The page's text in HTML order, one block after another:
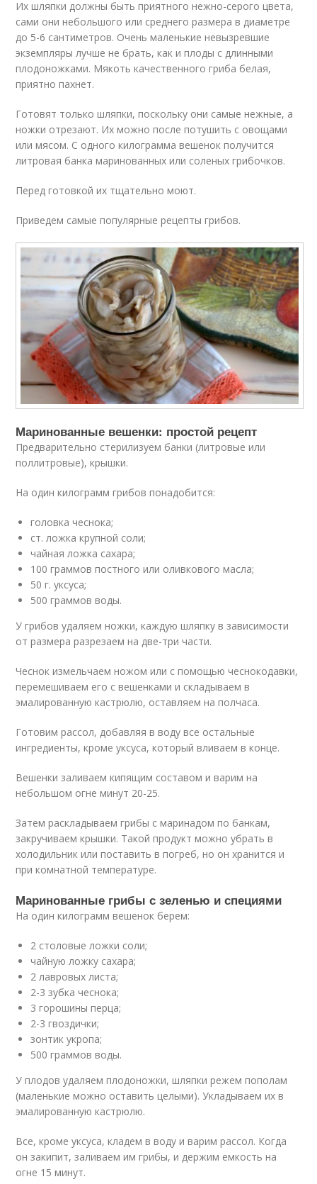
Их шляпки должны быть приятного нежно-серого цвета,
сами они небольшого или среднего размера в диаметре
до 5-6 сантиметров. Очень маленькие невызревшие
экземпляры лучше не брать, как и плоды с длинными
плодоножками. Мякоть качественного гриба белая,
приятно пахнет.
Готовят только шляпки, поскольку они самые нежные, а
ножки отрезают. Их можно после потушить с овощами
или мясом. С одного килограмма вешенок получится
литровая банка маринованных или соленых грибочков.
Перед готовкой их тщательно моют.
Приведем самые популярные рецепты грибов.
Маринованные вешенки: простой рецепт
Предварительно стерилизуем банки (литровые или
поллитровые), крышки.
На один килограмм грибов понадобится:
головка чеснока;
ст. ложка крупной соли;
чайная ложка сахара;
100 граммов постного или оливкового масла;
50 г. уксуса;
500 граммов воды.
У грибов удаляем ножки, каждую шляпку в зависимости
от размера разрезаем на две-три части.
Чеснок измельчаем ножом или с помощью чеснокодавки,
перемешиваем его с вешенками и складываем в
эмалированную кастрюлю, оставляем на полчаса.
Готовим рассол, добавляя в воду все остальные
ингредиенты, кроме уксуса, который вливаем в конце.
Вешенки заливаем кипящим составом и варим на
небольшом огне минут 20-25.
Затем раскладываем грибы с маринадом по банкам,
закручиваем крышки. Такой продукт можно убрать в
холодильник или поставить в погреб, но он хранится и
при комнатной температуре.
Маринованные грибы с зеленью и специями
На один килограмм вешенок берем:
2 столовые ложки соли;
чайную ложку сахара;
2 лавровых листа;
2-3 зубка чеснока;
3 горошины перца;
2-3 гвоздички;
зонтик укропа;
500 граммов воды.
У плодов удаляем плодоножки, шляпки режем пополам
(маленькие можно оставить целыми). Укладываем их в
эмалированную кастрюлю.
Все, кроме уксуса, кладем в воду и варим рассол. Когда
он закипит, заливаем им грибы, и держим емкость на
огне 15 минут.